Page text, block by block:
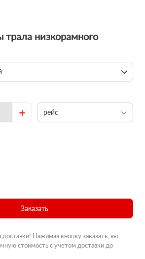
трала низкорамного
+ рейс
Заказать
Нажимая кнопку заказать, вы
стоимость с учетом доставки до